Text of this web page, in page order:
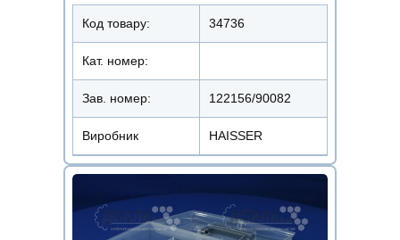
Код товару: 34736
Кат. номер:
Зав. номер: 122156/90082
Виробник HAISSER